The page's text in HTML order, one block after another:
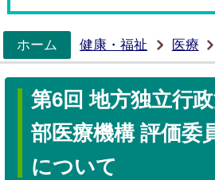
ホーム
健康・福祉 医療
第6回 地方独立行
部医療機構 評価委
について